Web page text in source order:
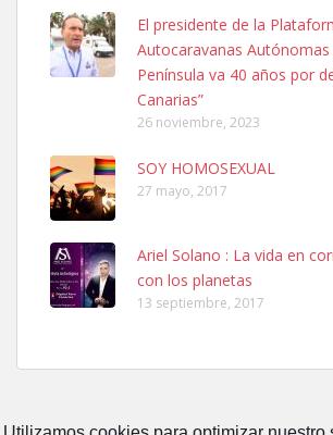
SHIBA PERDIDO AVDA JOSE MESA Y LOPEZ
PERRO MACHO RAZA SHIBA CON MICROCHIP
06/07/2025 ZONA MESA Y LOPEZ. ES MUY
Leales.org » Gran Canaria
6.7.2025
Ninfa perdida
El día 5 se los perdió una ninfa papillera,
calle, se perdió por la zon...
El presidente de la
Autocaravanas Autónomas
Península va 40 años por
Canarias”
26 noviembre, 2023
SOY HOMOSEXUAL
27 mayo, 2017
Ariel Solano : La vida en
con los planetas
13 septiembre, 2017